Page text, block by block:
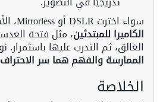
سواء اخترت DSLR أو Mirrorless، الأهم هو
الكاميرا للمبتدئين
الغالق، ثم التدرب عليها باستمرار.
الممارسة والفهم هما سر الاحتراف
الخلاصة